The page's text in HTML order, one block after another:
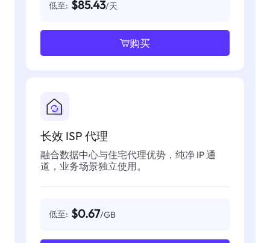
低至: $85.43/天
购买
长效 ISP 代理
融合数据中心与住宅代理优势，纯净 IP 通
道，业务场景独立使用。
低至: $0.67/GB